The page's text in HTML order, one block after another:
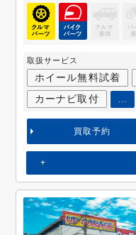
取扱サービス
ホイール無料試着
カーナビ取付
...
買取予約